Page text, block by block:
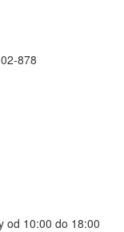
878
od 10:00 do 18:00